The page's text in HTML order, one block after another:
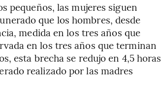
pequeños, las mujeres siguen
que los hombres, desde
medida en los tres años que
en los tres años que terminan
esta brecha se redujo en 4,5 horas
realizado por las madres